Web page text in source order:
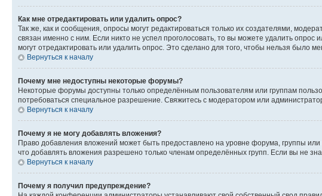
Как мне отредактировать или удалить опрос?
Так же, как и сообщения, опросы могут редактироваться только их создателями,
связан именно с ним. Если никто не успел проголосовать, то вы можете удалить
могут отредактировать или удалить опрос. Это сделано для того, чтобы нельзя было
Вернуться к началу
Почему мне недоступны некоторые форумы?
Некоторые форумы доступны только определённым пользователям или группам
потребоваться специальное разрешение. Свяжитесь с модератором или
Вернуться к началу
Почему я не могу добавлять вложения?
Право добавления вложений может быть предоставлено на уровне форума, группы
что добавлять вложения разрешено только членам определённых групп. Если вы не
Вернуться к началу
Почему я получил предупреждение?